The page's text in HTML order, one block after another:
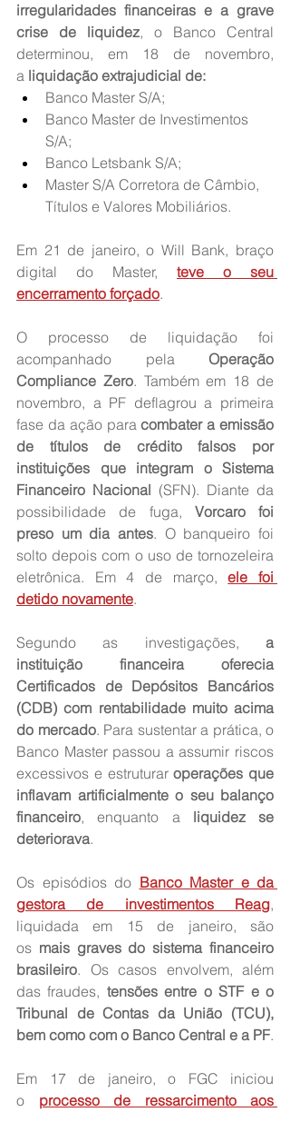
irregularidades financeiras e a grave
crise de liquidez, o Banco Central
determinou, em 18 de novembro,
a liquidação extrajudicial de:
Banco Master S/A;
Banco Master de Investimentos
S/A;
Banco Letsbank S/A;
Master S/A Corretora de Câmbio,
Títulos e Valores Mobiliários.
Em 21 de janeiro, o Will Bank, braço
digital do Master, teve o seu
encerramento forçado.
O processo de liquidação foi
acompanhado pela Operação
Compliance Zero. Também em 18 de
novembro, a PF deflagrou a primeira
fase da ação para combater a emissão
de títulos de crédito falsos por
instituições que integram o Sistema
Financeiro Nacional (SFN). Diante da
possibilidade de fuga, Vorcaro foi
preso um dia antes. O banqueiro foi
solto depois com o uso de tornozeleira
eletrônica. Em 4 de março, ele foi
detido novamente.
Segundo as investigações, a
instituição financeira oferecia
Certificados de Depósitos Bancários
(CDB) com rentabilidade muito acima
do mercado. Para sustentar a prática, o
Banco Master passou a assumir riscos
excessivos e estruturar operações que
inflavam artificialmente o seu balanço
financeiro, enquanto a liquidez se
deteriorava.
Os episódios do Banco Master e da
gestora de investimentos Reag,
liquidada em 15 de janeiro, são
os mais graves do sistema financeiro
brasileiro. Os casos envolvem, além
das fraudes, tensões entre o STF e o
Tribunal de Contas da União (TCU),
bem como com o Banco Central e a PF.
Em 17 de janeiro, o FGC iniciou
o processo de ressarcimento aos